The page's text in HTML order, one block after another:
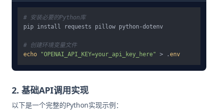
# 安装必要的Python库
pip install requests pillow python-dotenv
# 创建环境变量文件
echo
"OPENAI_API_KEY=your_api_key_here" > .env
2. 基础API调用实现
以下是一个完整的Python实现示例：